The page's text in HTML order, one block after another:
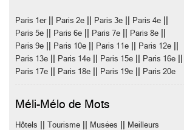
Paris 1er|| Paris 2e Paris 3e Paris 4e
Paris 5e Paris 6e Paris 7e Paris 8e
Paris 9e Paris 10e Paris 11e Paris 12e
Paris 13e Paris 14e Paris 15e Paris 16e
Paris 17e Paris 18e Paris 19e Paris 20e
Méli-Mélo de Mots
Hôtels Tourisme Musées
Meilleurs